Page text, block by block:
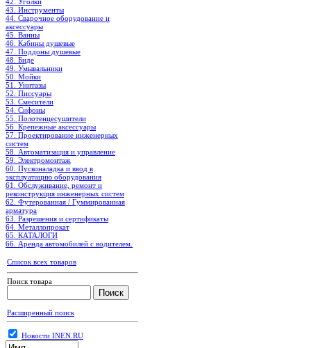
43. Инструменты
44. Сварочное оборудование и
аксессуары
45. Ванны
46. Кабины душевые
47. Поддоны душевые
48. Биде
49. Умывальники
50. Мойки
51. Унитазы
52. Писсуары
53. Смесители
54. Сифоны
55. Полотенцесушители
56. Крепежные аксессуары
57. Проектирование инженерных
систем
58. Автоматизация и управление
59. Электромонтаж
60. Пусконаладка и ввод в
эксплуатацию оборудования
61. Обслуживание, ремонт и
реконструкция инженерных систем
62. Футерованная / Гуммированная
арматура
63. Разрешения и сертификаты
64. Металлопрокат
65. КАТАЛОГИ
66. Аренда автомобилей с водителем.
Список всех товаров
Поиск товара
Расширенный поиск
Новости INEN.RU